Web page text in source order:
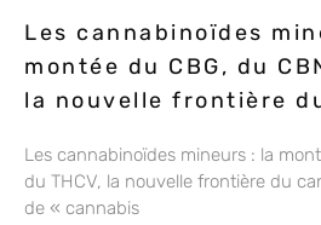
Les cannabinoïdes
montée du CBG, du
la nouvelle frontière
Les cannabinoïdes mineurs : la
du THCV, la nouvelle frontière du
de « cannabis